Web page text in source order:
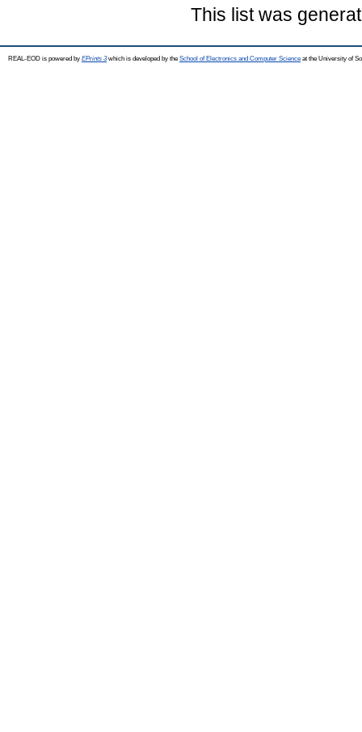
This list was
REAL-EOD is powered by EPrints 3which is developed by the School of Electronics and Computer Science at the University of